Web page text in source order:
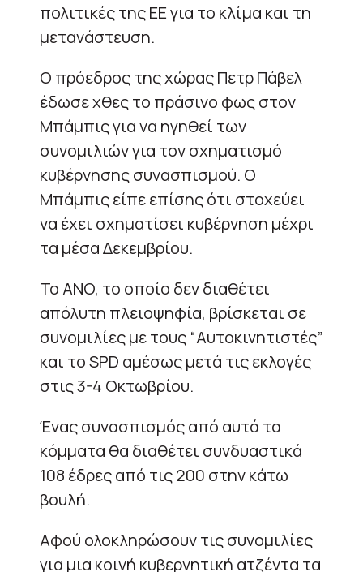
πολιτικές της ΕΕ για το κλίμα και τη
μετανάστευση.
Ο πρόεδρος της χώρας Πετρ Πάβελ
έδωσε χθες το πράσινο φως στον
Μπάμπις για να ηγηθεί των
συνομιλιών για τον σχηματισμό
κυβέρνησης συνασπισμού. Ο
Μπάμπις είπε επίσης ότι στοχεύει
να έχει σχηματίσει κυβέρνηση μέχρι
τα μέσα Δεκεμβρίου.
Το ANO, το οποίο δεν διαθέτει
απόλυτη πλειοψηφία, βρίσκεται σε
συνομιλίες με τους “Αυτοκινητιστές”
και το SPD αμέσως μετά τις εκλογές
στις 3-4 Οκτωβρίου.
Ένας συνασπισμός από αυτά τα
κόμματα θα διαθέτει συνδυαστικά
108 έδρες από τις 200 στην κάτω
βουλή.
Αφού ολοκληρώσουν τις συνομιλίες
για μια κοινή κυβερνητική ατζέντα τα